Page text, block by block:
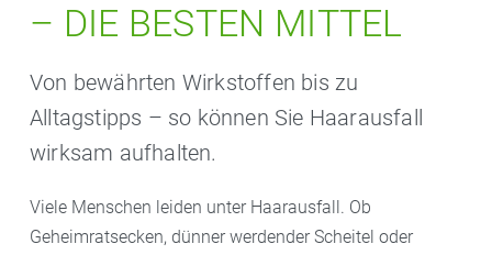
– DIE BESTEN MITTEL
Von bewährten Wirkstoffen bis zu
Alltagstipps – so können Sie Haarausfall
wirksam aufhalten.
Viele Menschen leiden unter Haarausfall. Ob
Geheimratsecken, dünner werdender Scheitel oder